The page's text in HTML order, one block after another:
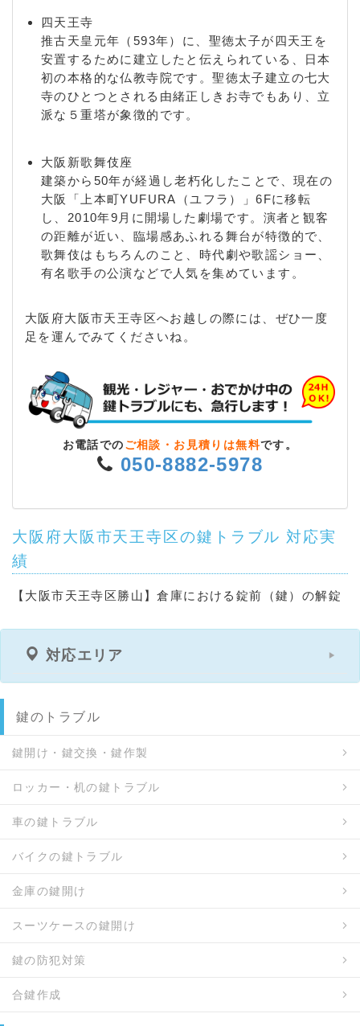
四天王寺
推古天皇元年（593年）に、聖徳太子が四天王を
安置するために建立したと伝えられている、日本
初の本格的な仏教寺院です。聖徳太子建立の七大
寺のひとつとされる由緒正しきお寺でもあり、立
派な５重塔が象徴的です。
大阪新歌舞伎座
建築から50年が経過し老朽化したことで、現在の
大阪「上本町YUFURA（ユフラ）」6Fに移転
し、2010年9月に開場した劇場です。演者と観客
の距離が近い、臨場感あふれる舞台が特徴的で、
歌舞伎はもちろんのこと、時代劇や歌謡ショー、
有名歌手の公演などで人気を集めています。
大阪府大阪市天王寺区へお越しの際には、ぜひ一度
足を運んでみてくださいね。
お電話での ご相談・お見積りは無料です。
050-8882-5978
大阪府大阪市天王寺区の鍵トラブル 対応実
績
【大阪市天王寺区勝山】倉庫における錠前（鍵）の解錠
対応エリア
鍵のトラブル
鍵開け・鍵交換・鍵作製
ロッカー・机の鍵トラブル
車の鍵トラブル
バイクの鍵トラブル
金庫の鍵開け
スーツケースの鍵開け
鍵の防犯対策
合鍵作成